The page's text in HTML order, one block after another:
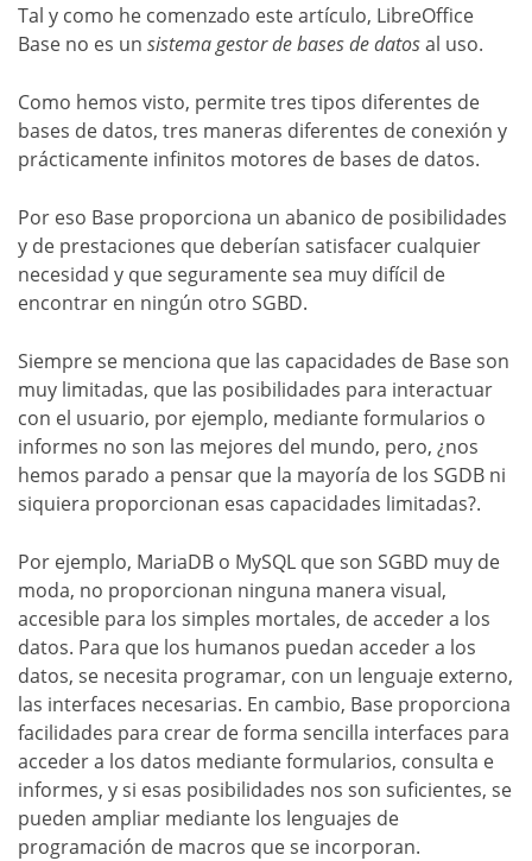
Tal y como he comenzado este artículo, LibreOffice
Base no es un sistema gestor de bases de datosal uso.
Como hemos visto, permite tres tipos diferentes de
bases de datos, tres maneras diferentes de conexión y
prácticamente infinitos motores de bases de datos.
Por eso Base proporciona un abanico de posibilidades
y de prestaciones que deberían satisfacer cualquier
necesidad y que seguramente sea muy difícil de
encontrar en ningún otro SGBD.
Siempre se menciona que las capacidades de Base son
muy limitadas, que las posibilidades para interactuar
con el usuario, por ejemplo, mediante formularios o
informes no son las mejores del mundo, pero, ¿nos
hemos parado a pensar que la mayoría de los SGDB ni
siquiera proporcionan esas capacidades limitadas?.
Por ejemplo, MariaDB o MySQL que son SGBD muy de
moda, no proporcionan ninguna manera visual,
accesible para los simples mortales, de acceder a los
datos. Para que los humanos puedan acceder a los
datos, se necesita programar, con un lenguaje externo,
las interfaces necesarias. En cambio, Base proporciona
facilidades para crear de forma sencilla interfaces para
acceder a los datos mediante formularios, consulta e
informes, y si esas posibilidades nos son suficientes, se
pueden ampliar mediante los lenguajes de
programación de macros que se incorporan.